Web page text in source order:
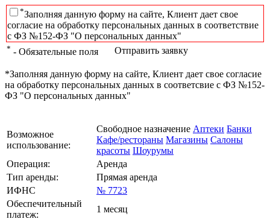
*Заполняя данную форму на сайте, Клиент дает свое
согласие на обработку персональных данных в соответствие
с ФЗ №152-ФЗ "О персональных данных"
* - Обязательные поля Отправить заявку
*Заполняя данную форму на сайте, Клиент дает свое согласие
на обработку персональных данных в соответсвие с ФЗ №152-
ФЗ "О персональных данных"
Возможное
использование:
Свободное назначение Аптеки Банки
Кафе/рестораны Магазины Салоны
красоты Шоурумы
Операция:
Аренда
Тип аренды:
Прямая аренда
ИФНС
№ 7723
Обеспечительный
платеж:
1 месяц